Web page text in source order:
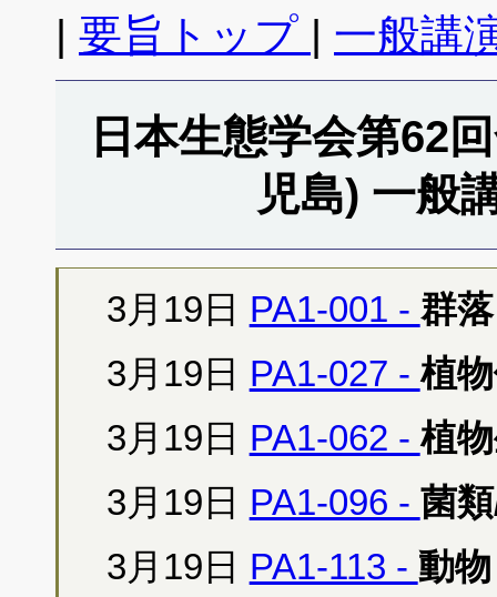
| 要旨トップ | 一般講
日本生態学会第62
児島) 一般
3月19日 PA1-001 - 群
3月19日 PA1-027 -植
3月19日 PA1-062 -植
3月19日 PA1-096 - 菌
3月19日 PA1-113 - 動